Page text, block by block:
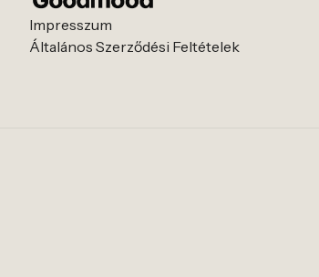
Impresszum
Általános Szerződési Feltételek